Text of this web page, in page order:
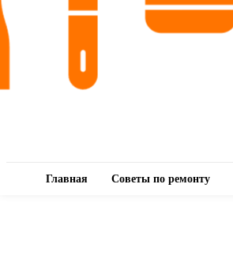
Главная Советы по ремонту